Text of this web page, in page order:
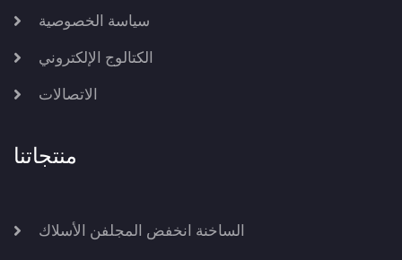
سياسة الخصوصية
الكتالوج الإلكتروني
الاتصالات
منتجاتنا
الساخنة انخفض المجلفن الأسلاك